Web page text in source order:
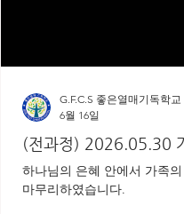
(전과정) 2026.05.30
하나님의 은혜 안에서 가족의
마무리하였습니다.
G.F.C.S 좋은열매기독학교
6월 16일